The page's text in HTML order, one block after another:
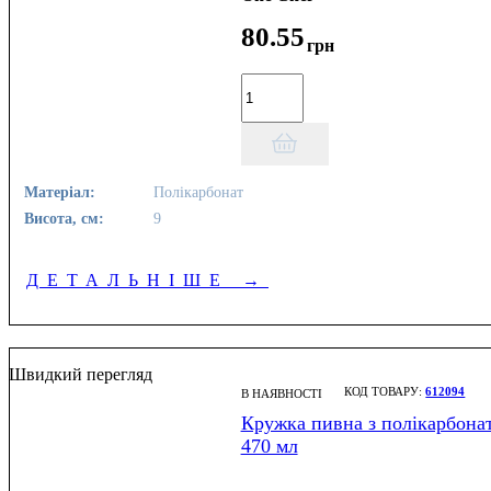
80.55грн
Матеріал:
Полікарбонат
Висота, см:
9
ДЕТАЛЬНІШЕ →
Швидкий перегляд
В НАЯВНОСТІ 612094
Кружка пивна з
470 мл